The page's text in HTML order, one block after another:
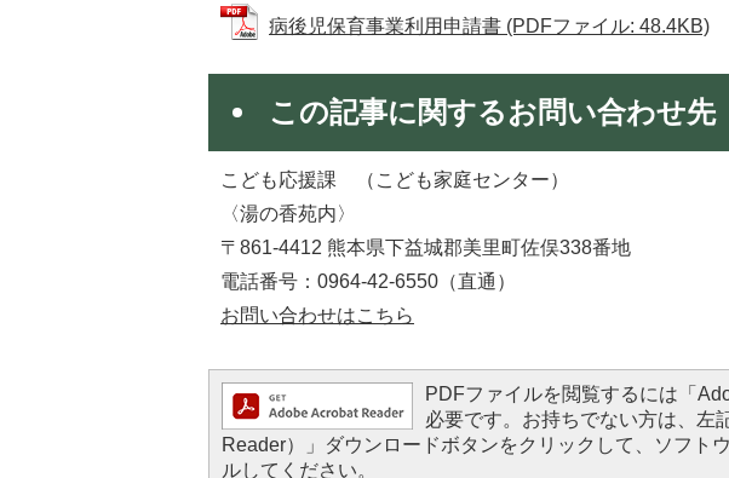
病後児保育事業利用申請書 (PDFファイル: 48.4KB)
この記事に関するお問い合わせ先
こども応援課 （こども家庭センター）
〈湯の香苑内〉
〒861-4412 熊本県下益城郡美里町佐俣338番地
電話番号：0964-42-6550（直通）
お問い合わせはこちら
PDFファイルを閲覧するには「
必要です。お持ちでない方は、左
Reader）」ダウンロードボタンをクリックして、ソフト
ルしてください。